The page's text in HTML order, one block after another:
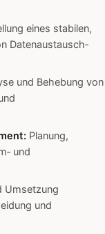
eines stabilen,
Datenaustausch‑
und Behebung von
Planung,
und
Umsetzung
und